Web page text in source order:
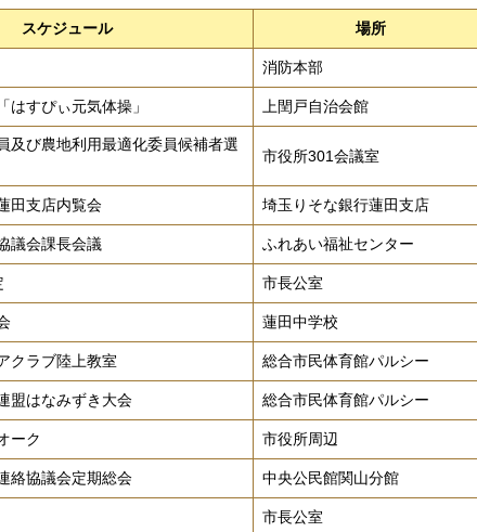
スケジュール 場所
消防本部
はすぴぃ元気体操」 上閏戸自治会館
及び農地利用最適化委員候補者選
市役所301会議室
田支店内覧会 埼玉りそな銀行蓮田支店
議会課長会議 ふれあい福祉センター
市長公室
蓮田中学校
クラブ陸上教室 総合市民体育館パルシー
盟はなみずき大会 総合市民体育館パルシー
ーク 市役所周辺
絡協議会定期総会 中央公民館関山分館
市長公室